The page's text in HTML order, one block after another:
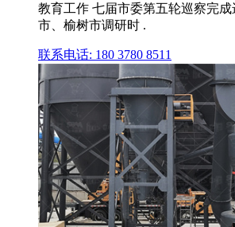
教育工作 七届市委第五轮巡察完
市、榆树市调研时 .
联系电话: 180 3780 8511